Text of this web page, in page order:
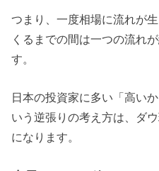
つまり、一度相場に流れが
くるまでの間は一つの流れ
す。
日本の投資家に多い「高い
いう逆張りの考え方は、ダ
になります。